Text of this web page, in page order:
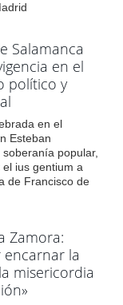
Salamanca
en el
político y
en el
Esteban
popular,
ius gentium a
de Francisco de
Zamora:
encarnar la
misericordia